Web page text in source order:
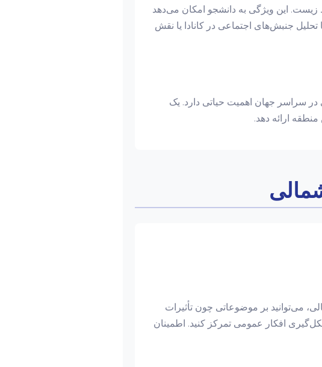
این ویژگی به دانشجو امکان می‌دهد
جنبش‌های اجتماعی در کانادا یا نقش
در سراسر جهان اهمیت حیاتی دارد. یک
ارائه دهد.
می‌توانید بر موضوعاتی چون تأثیرات
افکار عمومی تمرکز کنید. اطمینان